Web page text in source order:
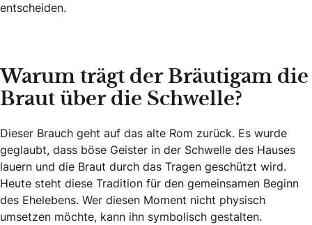
entscheiden.
Warum trägt der Bräutigam die
Braut über die Schwelle?
Dieser Brauch geht auf das alte Rom zurück. Es wurde
geglaubt, dass böse Geister in der Schwelle des Hauses
lauern und die Braut durch das Tragen geschützt wird.
Heute steht diese Tradition für den gemeinsamen Beginn
des Ehelebens. Wer diesen Moment nicht physisch
umsetzen möchte, kann ihn symbolisch gestalten.